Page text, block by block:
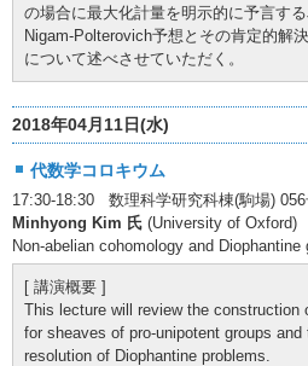
の場合に最大化計量を明示的に予言す
Nigam-Polterovich予想とその肯定的解
について述べさせていただく。
2018年04月11日(水)
代数学コロキウム
17:30-18:30 数理科学研究科棟(駒場) 056
Minhyong Kim 氏 (University of Oxford)
Non-abelian cohomology and
[ 講演概要 ]
This lecture will review the construction
for sheaves of pro-unipotent groups
resolution of Diophantine problems.